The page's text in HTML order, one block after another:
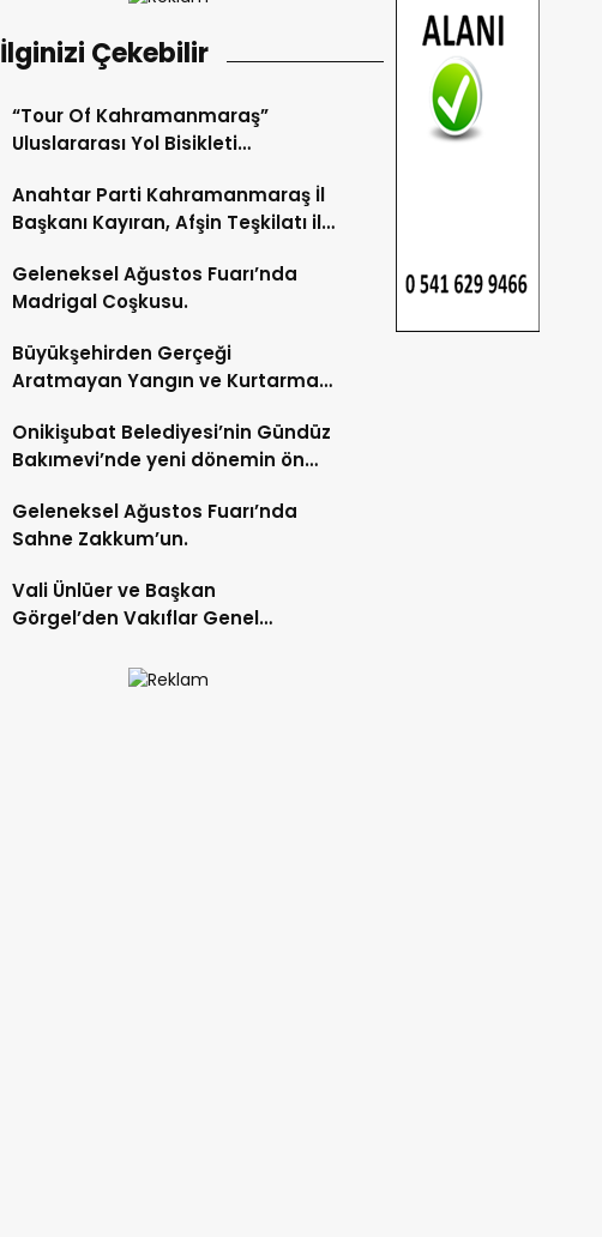
İlginizi Çekebilir
“Tour Of Kahramanmaraş”
Uluslararası Yol Bisikleti
Anahtar Parti Kahramanmaraş İl
Başkanı Kayıran, Afşin Teşkilatı ile
Geleneksel Ağustos Fuarı’nda
Madrigal Coşkusu.
Büyükşehirden Gerçeği
Aratmayan Yangın ve Kurtarma
Onikişubat Belediyesi’nin Gündüz
Bakımevi’nde yeni dönemin ön
Geleneksel Ağustos Fuarı’nda
Sahne Zakkum’un.
Vali Ünlüer ve Başkan
Görgel’den Vakıflar Genel